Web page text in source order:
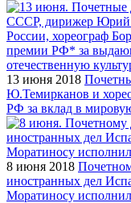
13 июня 2018
Ю.Темирканов и
РФ за вклад в
8 июня 2018
иностранных дел
Моратиносу